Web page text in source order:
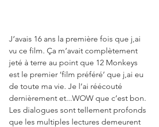
J’avais 16 ans la première fois que j,ai
vu ce film. Ça m’avait complètement
jeté à terre au point que 12 Monkeys
est le premier ‘film préféré’ que j,ai eu
de toute ma vie. Je l’ai réécouté
dernièrement et...WOW que c’est bon.
Les dialogues sont tellement profonds
que les multiples lectures demeurent